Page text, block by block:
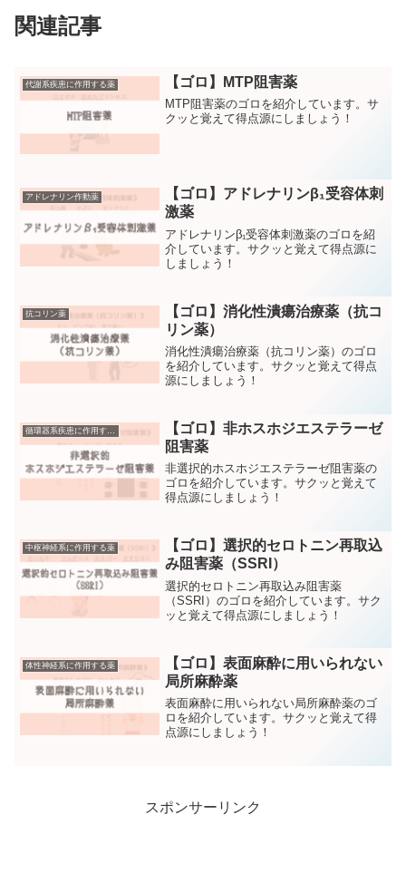
関連記事
代謝系疾患に作用する薬 【ゴロ】MTP阻害薬
MTP阻害薬のゴロを紹介しています。サ
クッと覚えて得点源にしましょう！
アドレナリン作動薬
【ゴロ】アドレナリンβ₁受容体刺
激薬
アドレナリンβ₁受容体刺激薬のゴロを紹
介しています。サクッと覚えて得点源に
しましょう！
抗コリン薬
【ゴロ】消化性潰瘍治療薬（抗コ
リン薬）
消化性潰瘍治療薬（抗コリン薬）のゴロ
を紹介しています。サクッと覚えて得点
源にしましょう！
循環器系疾患に作用する薬
【ゴロ】非ホスホジエステラーゼ
阻害薬
非選択的ホスホジエステラーゼ阻害薬の
ゴロを紹介しています。サクッと覚えて
得点源にしましょう！
中枢神経系に作用する薬
【ゴロ】選択的セロトニン再取込
み阻害薬（SSRI）
選択的セロトニン再取込み阻害薬
（SSRI）のゴロを紹介しています。サク
ッと覚えて得点源にしましょう！
体性神経系に作用する薬
【ゴロ】表面麻酔に用いられない
局所麻酔薬
表面麻酔に用いられない局所麻酔薬のゴ
ロを紹介しています。サクッと覚えて得
点源にしましょう！
スポンサーリンク